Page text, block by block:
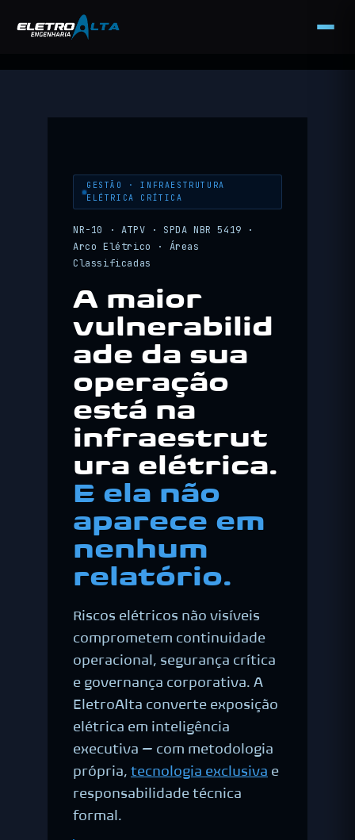
GESTÃO · INFRAESTRUTURA
ELÉTRICA CRÍTICA
NR-10 · ATPV · SPDA NBR 5419 ·
Arco Elétrico · Áreas
Classificadas
A maior
vulnerabilid
ade da sua
operação
está na
infraestrut
ura elétrica.
E ela não
aparece em
nenhum
relatório.
Riscos elétricos não visíveis
comprometem continuidade
operacional, segurança crítica
e governança corporativa. A
EletroAlta converte exposição
elétrica em inteligência
executiva — com metodologia
própria, tecnologia exclusiva e
responsabilidade técnica
formal.